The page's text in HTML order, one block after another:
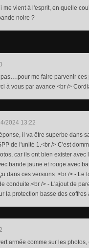
me vient à l'esprit, en quelle
noire ?
pas….pour me faire parvenir ces
à vous par avance <br />
2024 13:22
il va être superbe dans
de l'unité 1.<br /> C'est
car ils ont bien exister avec
bande jaune et rouge avec
dans ces versions :<br /> - Le
conduite.<br /> - L'ajout de
la protection basse des coffres
armée comme sur les